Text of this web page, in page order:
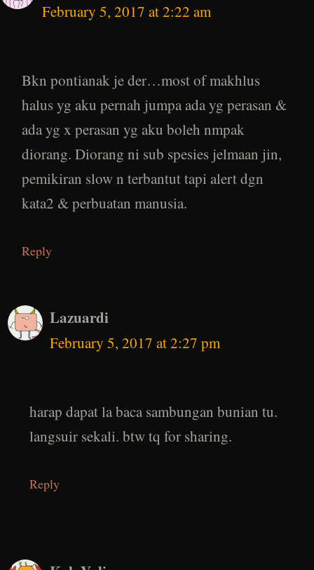
February 5, 2017 at 2:22 am
Bkn pontianak je der…most of makhlus
halus yg aku pernah jumpa ada yg perasan &
ada yg x perasan yg aku boleh nmpak
diorang. Diorang ni sub spesies jelmaan jin,
pemikiran slow n terbantut tapi alert dgn
kata2 & perbuatan manusia.
Reply
Lazuardi
February 5, 2017 at 2:27 pm
harap dapat la baca sambungan bunian tu.
langsuir sekali. btw tq for sharing.
Reply